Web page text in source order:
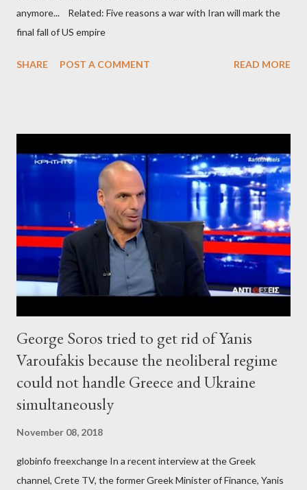
anymore... Related: Five reasons a war with Iran will mark the
final fall of US empire
SHARE POST A COMMENT READ MORE
George Soros tried to get rid of Yanis
Varoufakis because the neoliberal regime
could not handle Greece and Ukraine
simultaneously
November 08, 2018
globinfo freexchange In a recent interview at the Greek
channel, Crete TV, the former Greek Minister of Finance, Yanis